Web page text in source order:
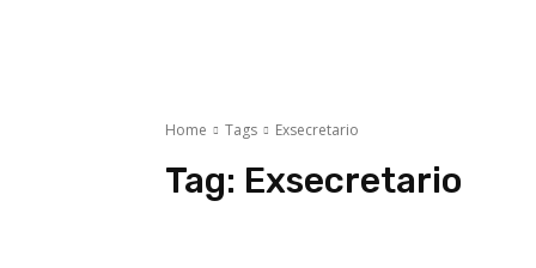
Home Tags Exsecretario
Tag: Exsecretario